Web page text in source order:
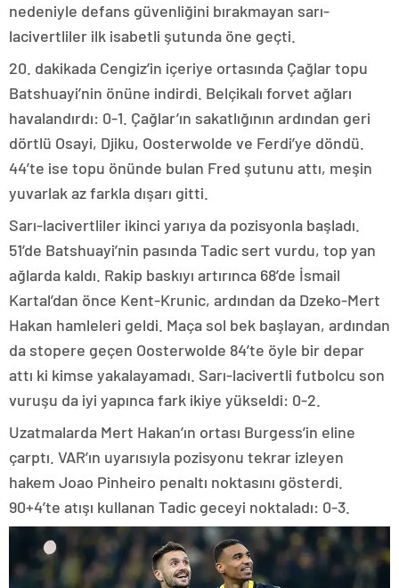
nedeniyle defans güvenliğini bırakmayan sarı-
lacivertliler ilk isabetli şutunda öne geçti.
20. dakikada Cengiz’in içeriye ortasında Çağlar topu
Batshuayi’nin önüne indirdi. Belçikalı forvet ağları
havalandırdı: 0-1. Çağlar’ın sakatlığının ardından geri
dörtlü Osayi, Djiku, Oosterwolde ve Ferdi’ye döndü.
44’te ise topu önünde bulan Fred şutunu attı, meşin
yuvarlak az farkla dışarı gitti.
Sarı-lacivertliler ikinci yarıya da pozisyonla başladı.
51’de Batshuayi’nin pasında Tadic sert vurdu, top yan
ağlarda kaldı. Rakip baskıyı artırınca 68’de İsmail
Kartal’dan önce Kent-Krunic, ardından da Dzeko-Mert
Hakan hamleleri geldi. Maça sol bek başlayan, ardından
da stopere geçen Oosterwolde 84’te öyle bir depar
attı ki kimse yakalayamadı. Sarı-lacivertli futbolcu son
vuruşu da iyi yapınca fark ikiye yükseldi: 0-2.
Uzatmalarda Mert Hakan’ın ortası Burgess’in eline
çarptı. VAR’ın uyarısıyla pozisyonu tekrar izleyen
hakem Joao Pinheiro penaltı noktasını gösterdi.
90+4’te atışı kullanan Tadic geceyi noktaladı: 0-3.